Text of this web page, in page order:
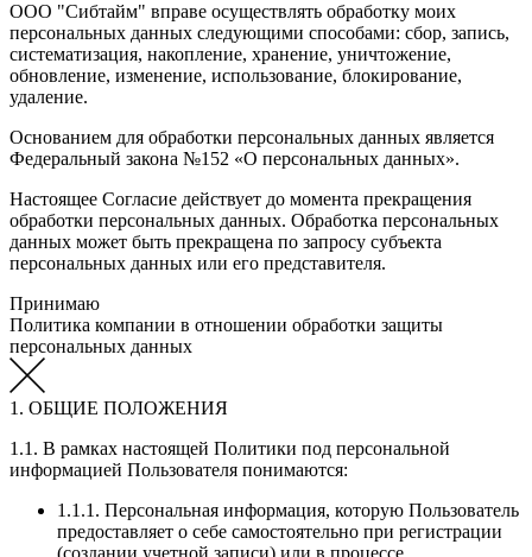
ООО "Сибтайм" вправе осуществлять обработку моих
персональных данных следующими способами: сбор, запись,
систематизация, накопление, хранение, уничтожение,
обновление, изменение, использование, блокирование,
удаление.
Основанием для обработки персональных данных является
Федеральный закона №152 «О персональных данных».
Настоящее Согласие действует до момента прекращения
обработки персональных данных. Обработка персональных
данных может быть прекращена по запросу субъекта
персональных данных или его представителя.
Принимаю
Политика компании в отношении обработки защиты
персональных данных
1. ОБЩИЕ ПОЛОЖЕНИЯ
1.1. В рамках настоящей Политики под персональной
информацией Пользователя понимаются:
1.1.1. Персональная информация, которую Пользователь
предоставляет о себе самостоятельно при регистрации
(создании учетной записи) или в процессе